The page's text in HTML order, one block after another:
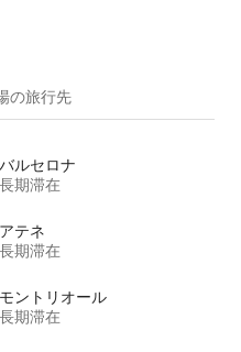
の旅行先
バルセロナ
長期滞在
アテネ
長期滞在
モントリオール
長期滞在